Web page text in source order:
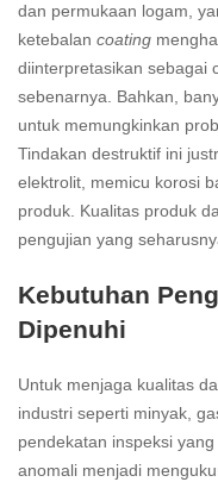
dan permukaan logam,
ketebalan coating
diinterpretasikan sebagai
sebenarnya. Bahkan,
untuk memungkinkan
Tindakan destruktif ini
elektrolit, memicu korosi
produk. Kualitas produk
pengujian yang
Kebutuhan
Dipenuhi
Untuk menjaga kualitas
industri seperti minyak,
pendekatan inspeksi
anomali menjadi